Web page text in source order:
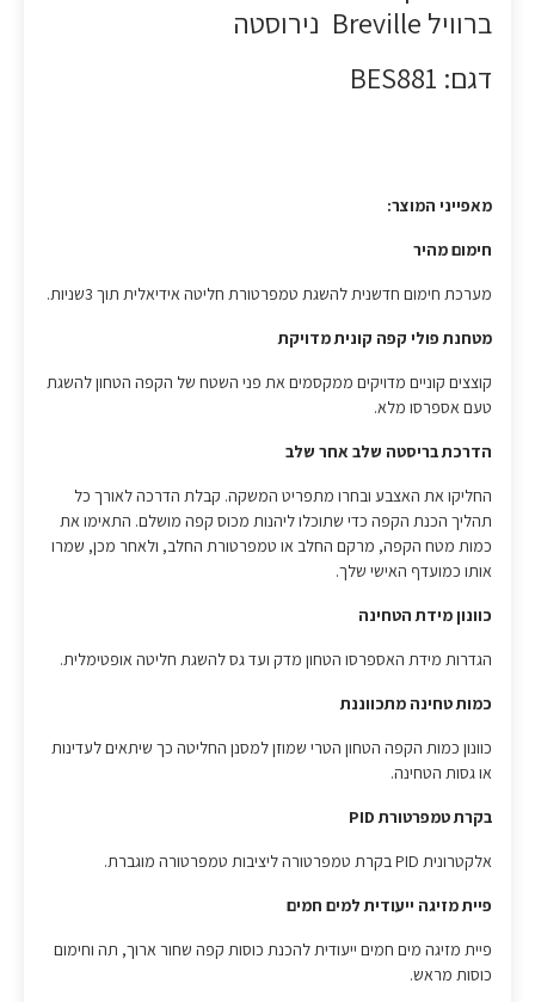
ברוויל Breville נירוסטה
דגם: BES881
מאפייני המוצר:
חימום מהיר
מערכת חימום חדשנית להשגת טמפרטורת חליטה אידיאלית תוך 3שניות.
מטחנת פולי קפה קונית מדויקת
קוצצים קוניים מדויקים ממקסמים את פני השטח של הקפה הטחון להשגת
טעם אספרסו מלא.
הדרכת בריסטה שלב אחר שלב
החליקו את האצבע ובחרו מתפריט המשקה. קבלת הדרכה לאורך כל
תהליך הכנת הקפה כדי שתוכלו ליהנות מכוס קפה מושלם. התאימו את
כמות מטח הקפה, מרקם החלב או טמפרטורת החלב, ולאחר מכן, שמרו
אותו כמועדף האישי שלך.
כוונון מידת הטחינה
הגדרות מידת האספרסו הטחון מדק ועד גס להשגת חליטה אופטימלית.
כמות טחינה מתכווננת
כוונון כמות הקפה הטחון הטרי שמוזן למסנן החליטה כך שיתאים לעדינות
או גסות הטחינה.
בקרת טמפרטורת PID
אלקטרונית PID בקרת טמפרטורה ליציבות טמפרטורה מוגברת.
פיית מזיגה ייעודית למים חמים
פיית מזיגה מים חמים ייעודית להכנת כוסות קפה שחור ארוך, תה וחימום
כוסות מראש.